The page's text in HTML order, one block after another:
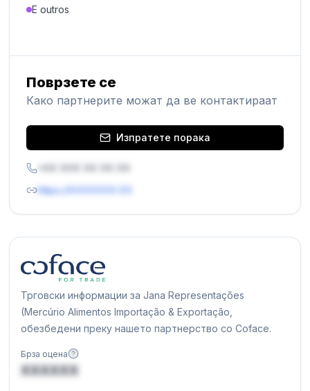
E outros
Поврзете се
Како партнерите можат да ве контактираат
Изпратете порака
https://XXXXXXX.XX
Трговски информации за Jana Representações
(Mercúrio Alimentos Importação & Exportação,
обезбедени преку нашето партнерство со Coface.
Брза оцена
XXXXXX